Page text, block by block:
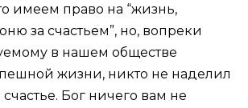
имеем право на “жизнь,
за счастьем”, но, вопреки
в нашем обществе
жизни, никто не наделил
Бог ничего вам не